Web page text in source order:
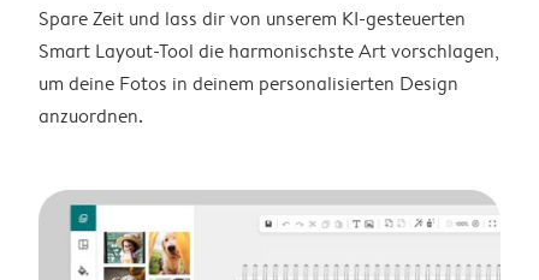
Spare Zeit und lass dir von unserem KI-gesteuerten
Smart Layout-Tool die harmonischste Art vorschlagen,
um deine Fotos in deinem personalisierten Design
anzuordnen.